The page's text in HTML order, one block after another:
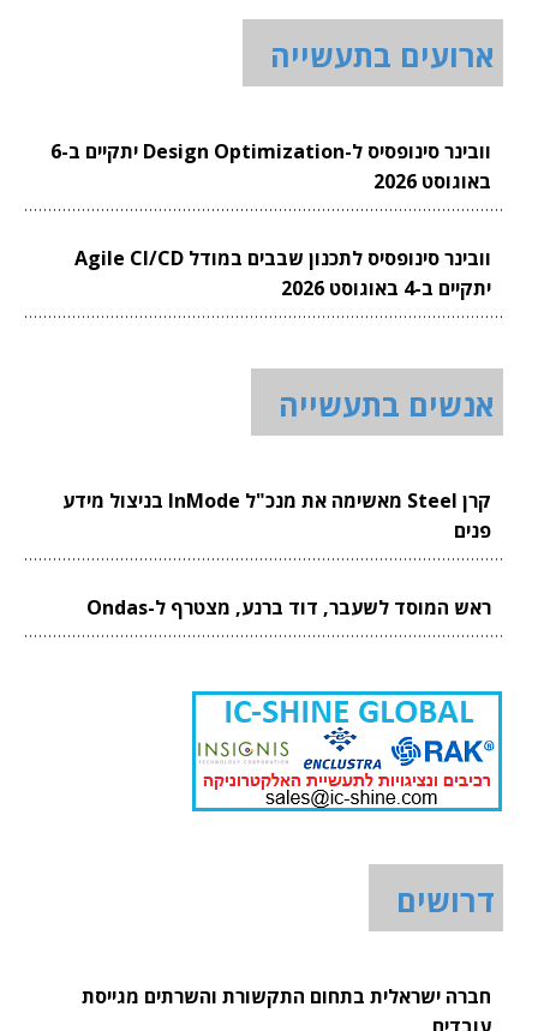
ארועים בתעשייה
וובינר סינופסיס ל-Design Optimization יתקיים ב-6
באוגוסט 2026
וובינר סינופסיס לתכנון שבבים במודל Agile CI/CD
יתקיים ב-4 באוגוסט 2026
אנשים בתעשייה
קרן Steel מאשימה את מנכ"ל InMode בניצול מידע
פנים
ראש המוסד לשעבר, דוד ברנע, מצטרף ל-Ondas
דרושים
חברה ישראלית בתחום התקשורת והשרתים מגייסת